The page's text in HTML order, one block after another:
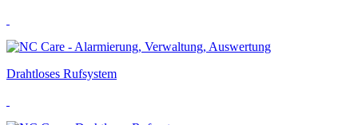
Drahtloses Rufsystem